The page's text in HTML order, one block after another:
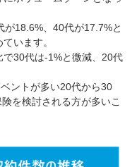
18.6%、40代が17.7%と
います。
30代は-1%と微減、20代
ントが多い20代から30
を検討される方が多いこ